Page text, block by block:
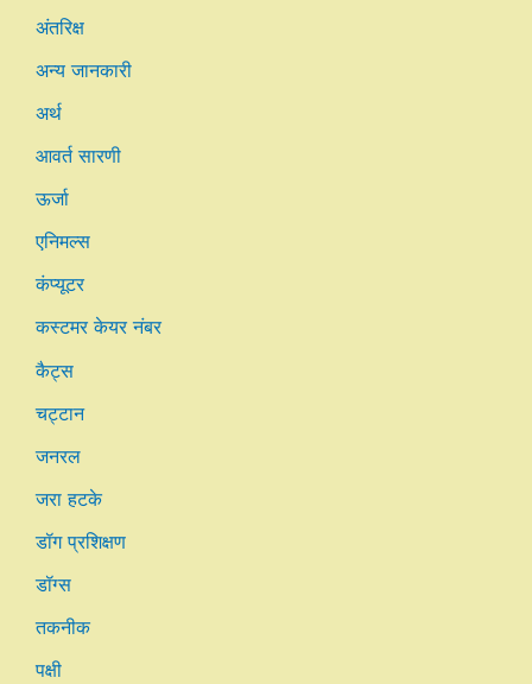
अंतरिक्ष
अन्य जानकारी
अर्थ
आवर्त सारणी
ऊर्जा
एनिमल्स
कंप्यूटर
कस्टमर केयर नंबर
कैट्स
चट्टान
जनरल
जरा हटके
डॉग प्रशिक्षण
डॉग्स
तकनीक
पक्षी